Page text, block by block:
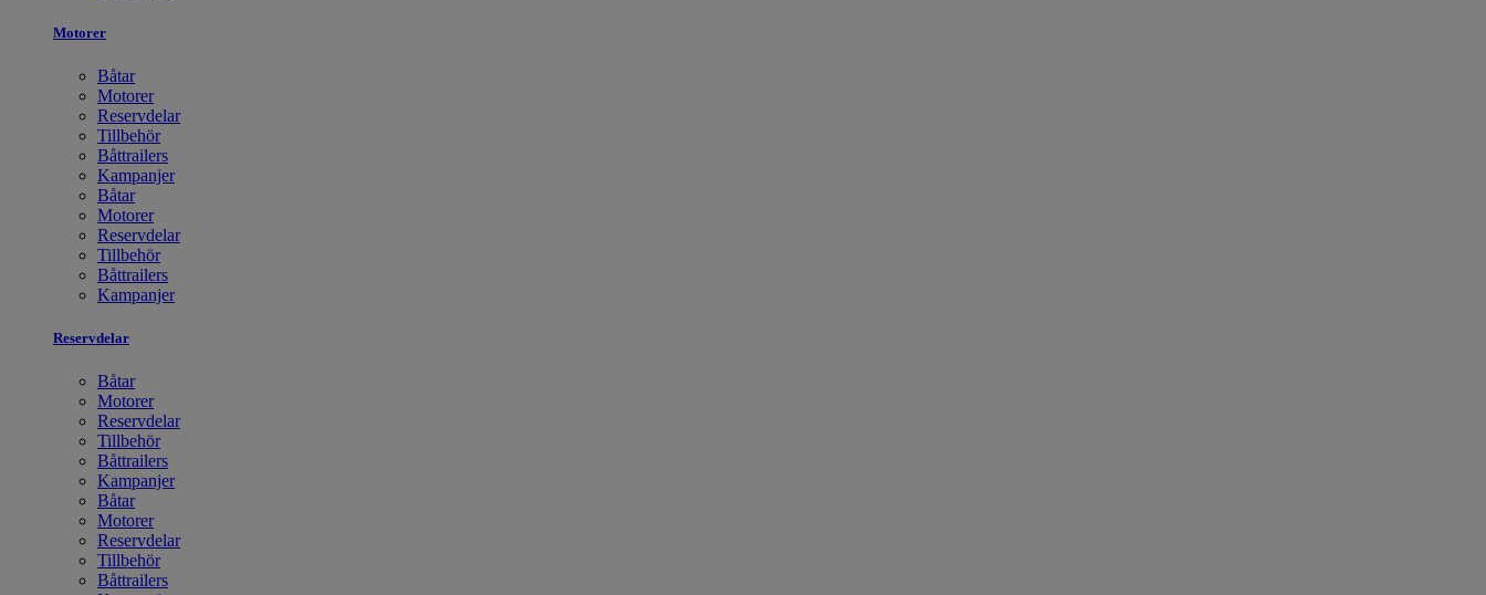
Motorer
Båtar
Motorer
Reservdelar
Tillbehör
Båttrailers
Kampanjer
Båtar
Motorer
Reservdelar
Tillbehör
Båttrailers
Kampanjer
Reservdelar
Båtar
Motorer
Reservdelar
Tillbehör
Båttrailers
Kampanjer
Båtar
Motorer
Reservdelar
Tillbehör
Båttrailers